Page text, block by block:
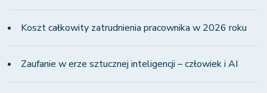
Koszt całkowity zatrudnienia pracownika w 2026 roku
Zaufanie w erze sztucznej inteligencji – człowiek i AI